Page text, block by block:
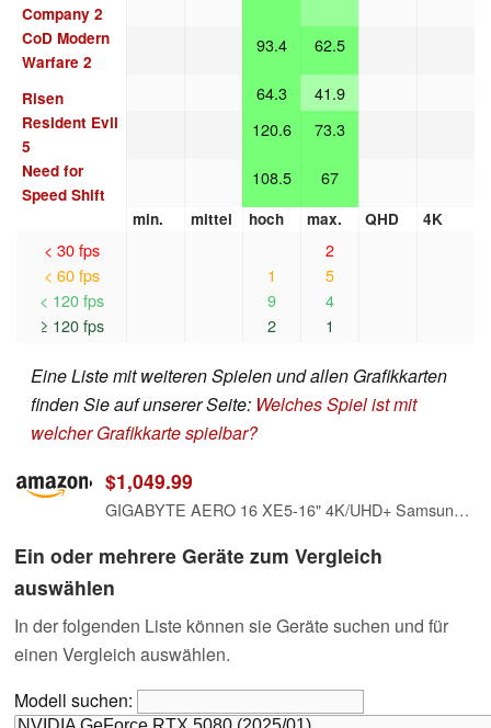
Company 2
CoD Modern
Warfare 2
93.4 62.5
Risen 64.3 41.9
Resident Evil
5
120.6 73.3
Need for
Speed Shift
108.5 67
min. mittel hoch max. QHD 4K
< 30 fps
< 60 fps
< 120 fps
≥ 120 fps
1
9
2
2
5
4
1
Eine Liste mit weiteren Spielen und allen Grafikkarten
finden Sie auf unserer Seite: Welches Spiel ist mit
welcher Grafikkarte spielbar?
$1,049.99
GIGABYTE AERO 16 XE5-16" 4K/UHD+ Samsung AMOLED, Intel Core i7-12700H, NVIDIA GeForce RTX 3070 Ti Laptop GPU 8GB GDDR6, 32GB DDR5 RAM, 2TB SSD,Win11 Pro Laptop (AERO 16 XE5-73US948HP)
Ein oder mehrere Geräte zum Vergleich
auswählen
In der folgenden Liste können sie Geräte suchen und für
einen Vergleich auswählen.
Modell suchen: